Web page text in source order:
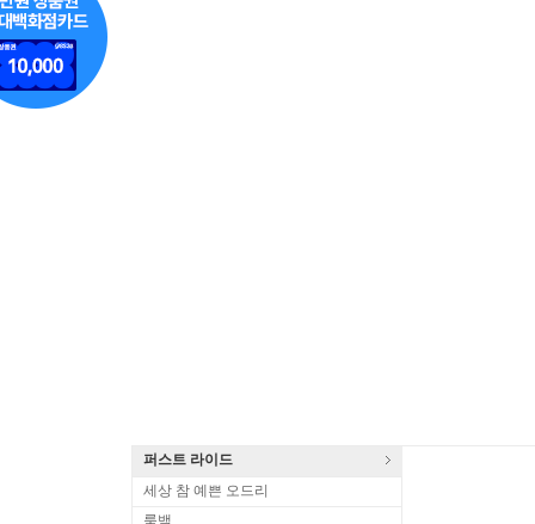
퍼스트 라이드
세상 참 예쁜 오드리
룩백